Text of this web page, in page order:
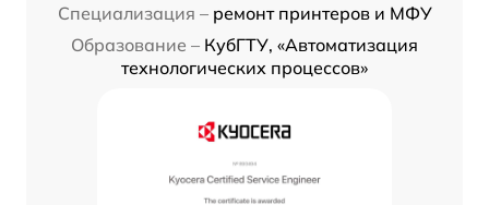
Специализация – ремонт принтеров и МФУ
Образование – КубГТУ, «Автоматизация
технологических процессов»